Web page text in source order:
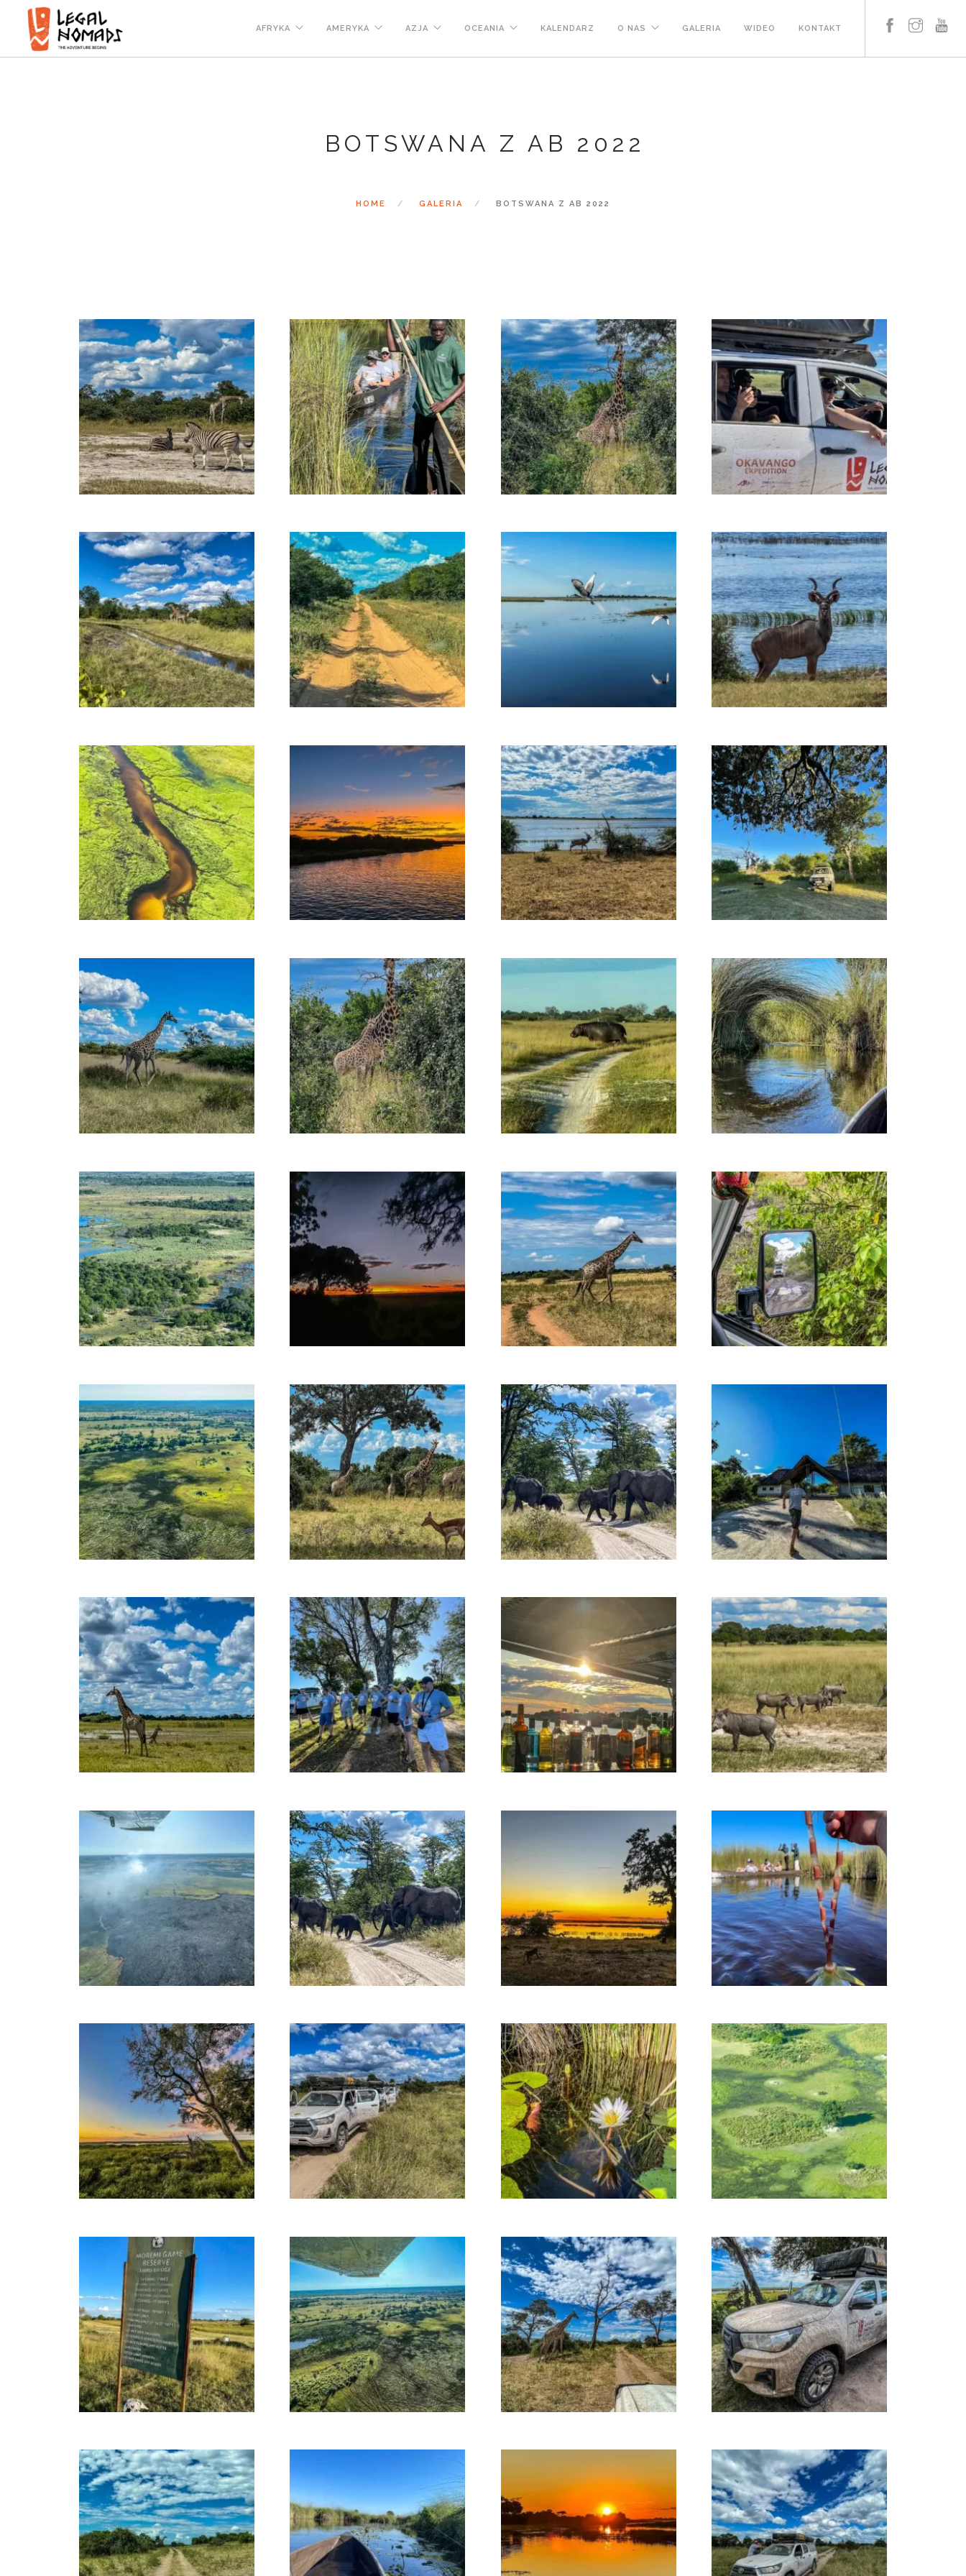
AFRYKA AMERYKA AZJA OCEANIA KALENDARZ O NAS GALERIA WIDEO KONTAKT
BOTSWANA Z AB 2022
HOME GALERIA BOTSWANA Z AB 2022